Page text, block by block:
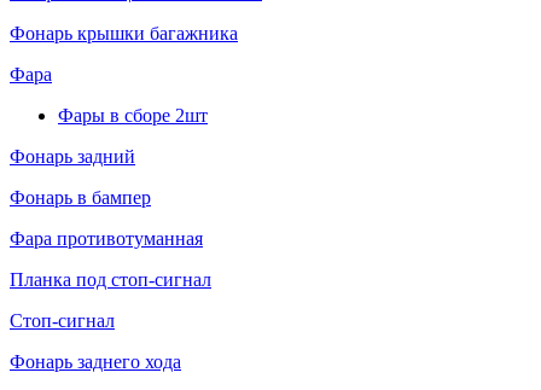
Фонарь крышки багажника
Фара
Фары в сборе 2шт
Фонарь задний
Фонарь в бампер
Фара противотуманная
Планка под стоп-сигнал
Стоп-сигнал
Фонарь заднего хода